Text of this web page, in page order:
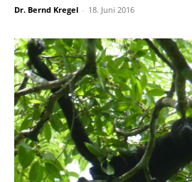
Dr. Bernd Kregel - 18. Juni 2016